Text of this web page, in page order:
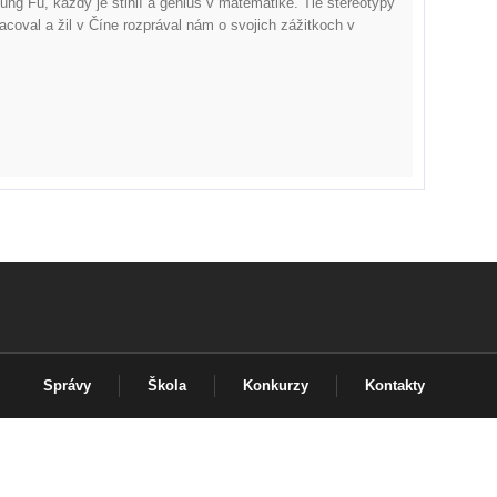
a žil v Číne rozprával nám o svojich zážitkoch v
Správy Škola Konkurzy Kontakty